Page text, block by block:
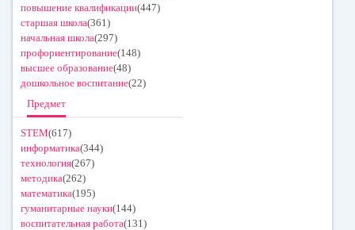
повышение квалификации(447)
старшая школа(361)
начальная школа(297)
профориентирование(148)
высшее образование(48)
дошкольное воспитание(22)
Предмет
STEM(617)
информатика(344)
технология(267)
методика(262)
математика(195)
гуманитарные науки(144)
воспитательная работа(131)